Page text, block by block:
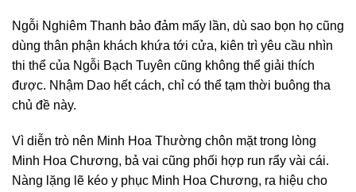
Ngỗi Nghiêm Thanh bảo đảm mấy lần, dù sao bọn họ cũng
dùng thân phận khách khứa tới cửa, kiên trì yêu cầu nhìn
thi thể của Ngỗi Bạch Tuyên cũng không thể giải thích
được. Nhậm Dao hết cách, chỉ có thể tạm thời buông tha
chủ đề này.
Vì diễn trò nên Minh Hoa Thường chôn mặt trong lòng
Minh Hoa Chương, bả vai cũng phối hợp run rẩy vài cái.
Nàng lặng lẽ kéo y phục Minh Hoa Chương, ra hiệu cho